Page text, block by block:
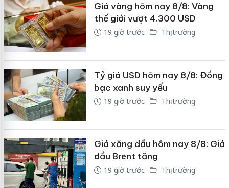
Giá vàng hôm nay 8/8: Vàng
thế giới vượt 4.300 USD
19 giờ trước Thị trường
Tỷ giá USD hôm nay 8/8: Đồng
bạc xanh suy yếu
19 giờ trước Thị trường
Giá xăng dầu hôm nay 8/8: Giá
dầu Brent tăng
19 giờ trước Thị trường